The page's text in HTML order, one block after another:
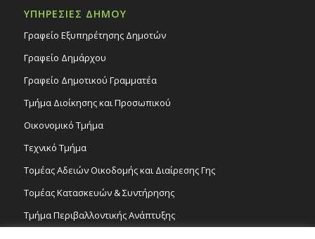
ΥΠΗΡΕΣΙΕΣ ΔΗΜΟΥ
Γραφείο Εξυπηρέτησης Δημοτών
Γραφείο Δημάρχου
Γραφείο Δημοτικού Γραμματέα
Τμήμα Διοίκησης και Προσωπικού
Οικονομικό Τμήμα
Τεχνικό Τμήμα
Τομέας Αδειών Οικοδομής και Διαίρεσης Γης
Τομέας Κατασκευών & Συντήρησης
Τμήμα Περιβαλλοντικής Ανάπτυξης